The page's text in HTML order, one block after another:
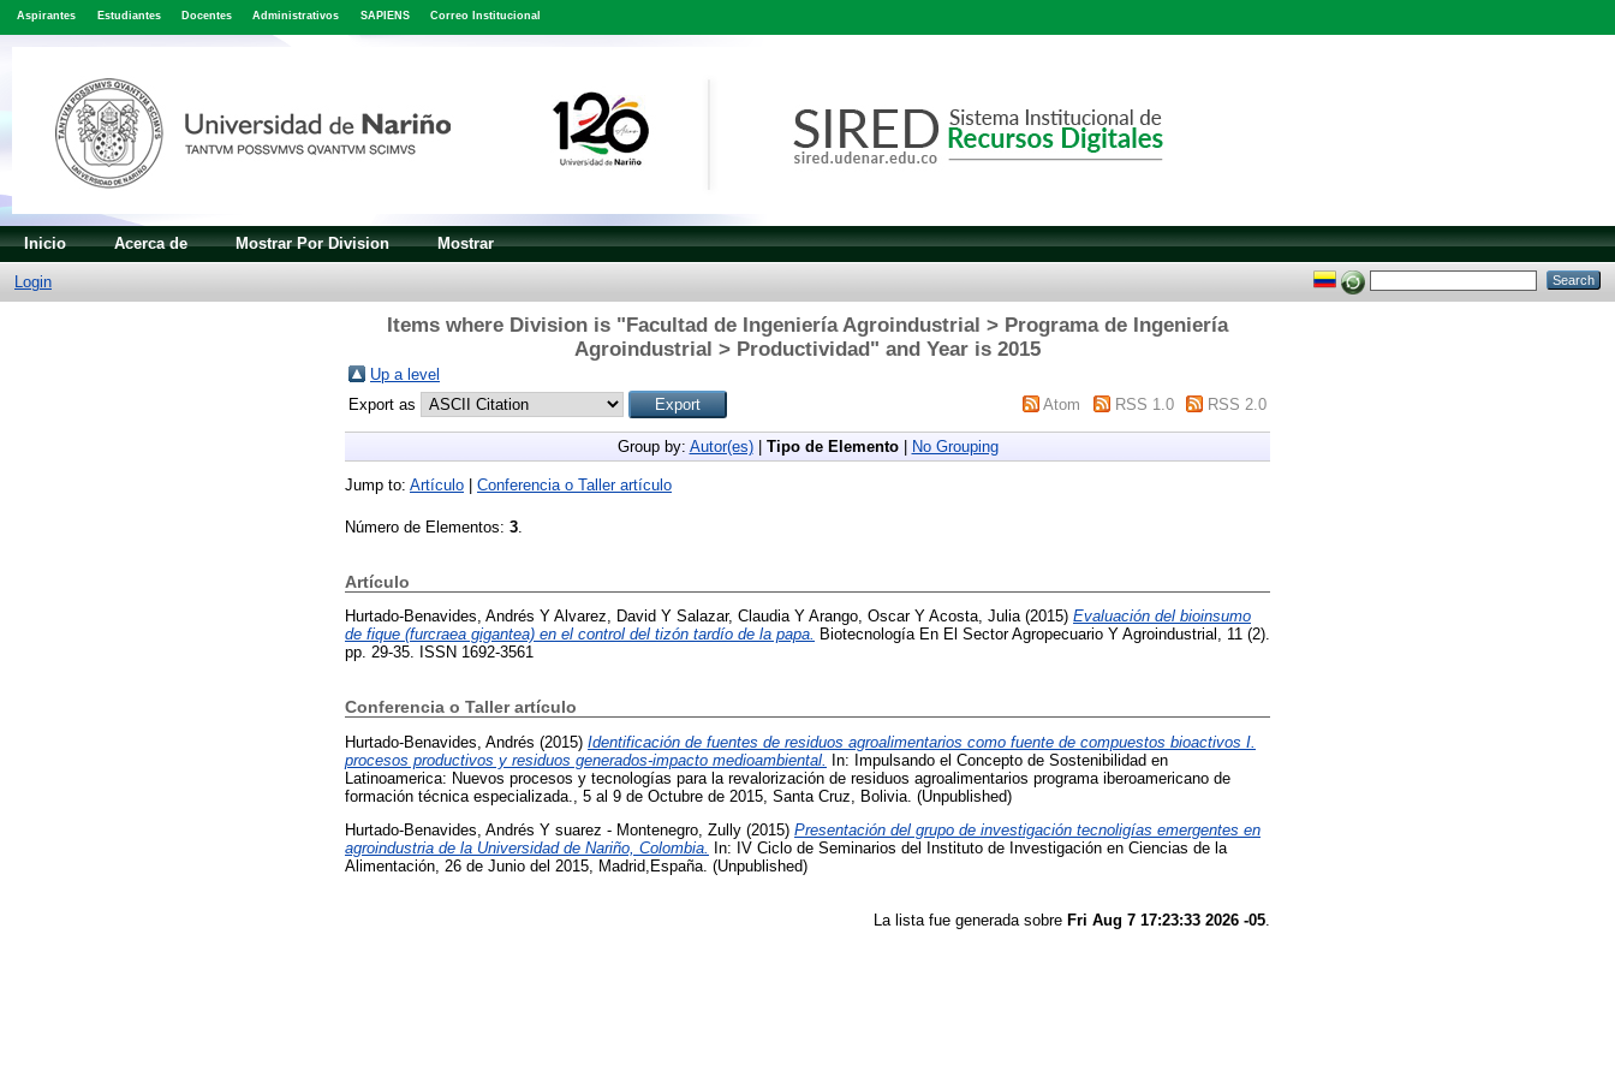
Aspirantes Estudiantes Docentes Administrativos SAPIENS Correo Institucional
Inicio Acerca de Mostrar Por Division Mostrar
Login
Items where Division is "Facultad de Ingeniería Agroindustrial > Programa de Ingeniería
Agroindustrial > Productividad" and Year is 2015
Up a level
Export as
Atom RSS 1.0 RSS 2.0
Group by: Autor(es)| Tipo de Elemento| No Grouping
Jump to: Artículo | Conferencia o Taller artículo
Número de Elementos: 3
Artículo
Hurtado-Benavides, Andrés Y Alvarez, David Y Salazar, ClaudiaY Arango, OscarY Acosta, Julia(2015) Evaluación del bioinsumo
de fique (furcraea gigantea) en el control del tizón tardío de la papa. Biotecnología En El Sector Agropecuario Y Agroindustrial, 11 (2).
pp. 29-35. ISSN 1692-3561
Conferencia o Taller artículo
Hurtado-Benavides, Andrés (2015) Identificación de fuentes de residuos agroalimentarios como fuente de compuestos bioactivos I.
procesos productivos y residuos generados-impacto medioambiental.
In: Impulsando el Concepto de Sostenibilidad en
Latinoamerica: Nuevos procesos y tecnologías para la revalorización de residuos agroalimentarios programa iberoamericano de
formación técnica especializada., 5 al 9 de Octubre de 2015, Santa Cruz, Bolivia. (Unpublished)
Hurtado-Benavides, Andrés Y suarez - Montenegro, Zully (2015) Presentación del grupo de investigación tecnoligías emergentes en
agroindustria de la Universidad de Nariño, Colombia.
In: IV Ciclo de Seminarios del Instituto de Investigación en Ciencias de la
Alimentación, 26 de Junio del 2015, Madrid,España. (Unpublished)
La lista fue generada sobre Fri Aug 7 17:23:33 2026 -05.